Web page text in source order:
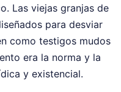
Las viejas granjas de
para desviar
como testigos mudos
era la norma y la
y existencial.